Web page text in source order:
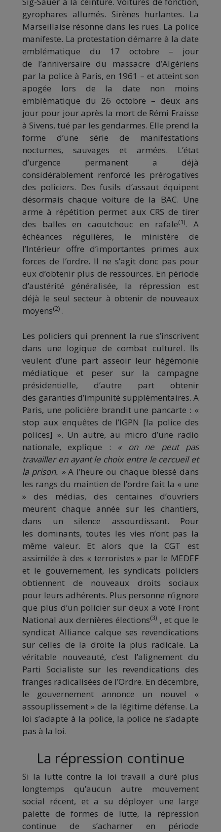
gyrophares allumés. Sirènes hurlantes. La
Marseillaise résonne dans les rues. La police
manifeste. La protestation démarre à la date
emblématique du 17 octobre – jour
de l’anniversaire du massacre d’Algériens
par la police à Paris, en 1961 – et atteint son
apogée lors de la date non moins
emblématique du 26 octobre – deux ans
jour pour jour après la mort de Rémi Fraisse
à Sivens, tué par les gendarmes. Elle prend la
forme d’une série de manifestations
nocturnes, sauvages et armées. L’état
d’urgence permanent a déjà
considérablement renforcé les prérogatives
des policiers. Des fusils d’assaut équipent
désormais chaque voiture de la BAC. Une
arme à répétition permet aux CRS de tirer
des balles en caoutchouc en rafale(1). A
échéances régulières, le ministère de
l’Intérieur offre d’importantes primes aux
forces de l’ordre. Il ne s’agit donc pas pour
eux d’obtenir plus de ressources. En période
d’austérité généralisée, la répression est
déjà le seul secteur à obtenir de nouveaux
moyens(2) .
Les policiers qui prennent la rue s’inscrivent
dans une logique de combat culturel. Ils
veulent d’une part asseoir leur hégémonie
médiatique et peser sur la campagne
présidentielle, d’autre part obtenir
des garanties d’impunité supplémentaires. A
Paris, une policière brandit une pancarte : «
stop aux enquêtes de l’IGPN [la police des
polices] ». Un autre, au micro d’une radio
nationale, explique : « on ne peut pas
travailler en ayant le choix entre le cercueil et
la prison. »A l’heure ou chaque blessé dans
les rangs du maintien de l’ordre fait la « une
» des médias, des centaines d’ouvriers
meurent chaque année sur les chantiers,
dans un silence assourdissant. Pour
les dominants, toutes les vies n’ont pas la
même valeur. Et alors que la CGT est
assimilée à des « terroristes » par le MEDEF
et le gouvernement, les syndicats policiers
obtiennent de nouveaux droits sociaux
pour leurs adhérents. Plus personne n’ignore
que plus d’un policier sur deux a voté Front
National aux dernières élections(3) , et que le
syndicat Alliance calque ses revendications
sur celles de la droite la plus radicale. La
véritable nouveauté, c’est l’alignement du
Parti Socialiste sur les revendications des
franges radicalisées de l’Ordre. En décembre,
le gouvernement annonce un nouvel «
assouplissement » de la légitime défense. La
loi s’adapte à la police, la police ne s’adapte
pas à la loi.
La répression continue
Si la lutte contre la loi travail a duré plus
longtemps qu’aucun autre mouvement
social récent, et a su déployer une large
palette de formes de lutte, la répression
continue de s’acharner en période